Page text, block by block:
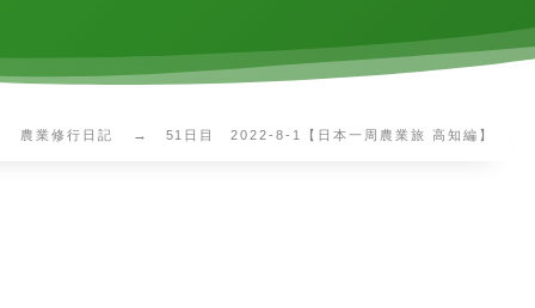
農業修行日記 51日目 2022-8-1【日本一周農業旅 高知編】